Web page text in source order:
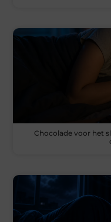
Chocolade voor het